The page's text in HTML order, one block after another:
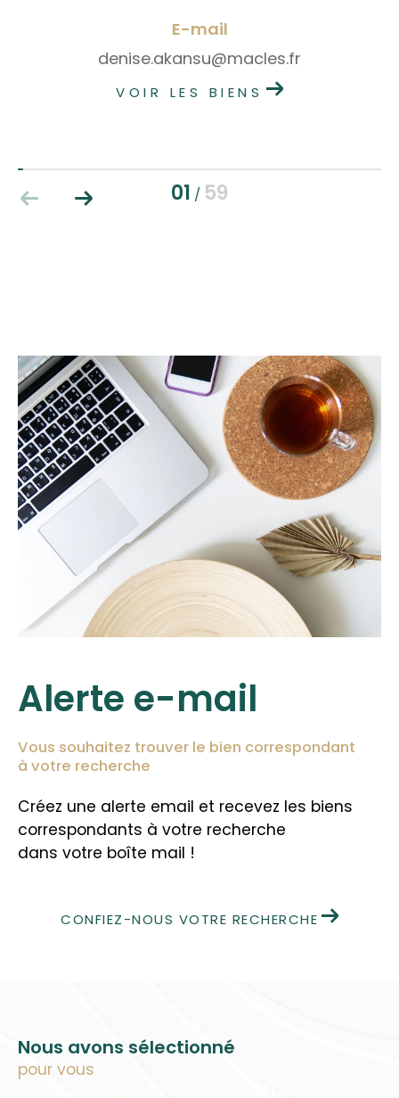
E-mail
denise.akansu@macles.fr
VOIR LES BIENS
01 / 59
Alerte e-mail
Vous souhaitez trouver le bien correspondant
à votre recherche
Créez une alerte email et recevez les biens
correspondants à votre recherche
dans votre boîte mail !
CONFIEZ-NOUS VOTRE RECHERCHE
Nous avons sélectionné
pour vous